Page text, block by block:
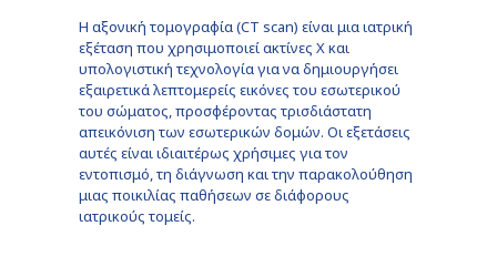
Η αξονική τομογραφία (CT scan) είναι μια ιατρική
εξέταση που χρησιμοποιεί ακτίνες Χ και
υπολογιστική τεχνολογία για να δημιουργήσει
εξαιρετικά λεπτομερείς εικόνες του εσωτερικού
του σώματος, προσφέροντας τρισδιάστατη
απεικόνιση των εσωτερικών δομών. Οι εξετάσεις
αυτές είναι ιδιαιτέρως χρήσιμες για τον
εντοπισμό, τη διάγνωση και την παρακολούθηση
μιας ποικιλίας παθήσεων σε διάφορους
ιατρικούς τομείς.